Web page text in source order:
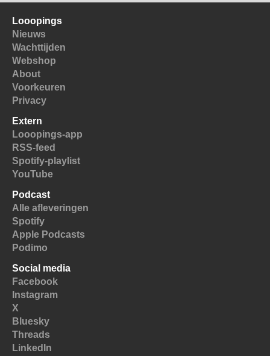
Looopings
Nieuws
Wachttijden
Webshop
About
Voorkeuren
Privacy
Extern
Looopings-app
RSS-feed
Spotify-playlist
YouTube
Podcast
Alle afleveringen
Spotify
Apple Podcasts
Podimo
Social media
Facebook
Instagram
X
Bluesky
Threads
LinkedIn